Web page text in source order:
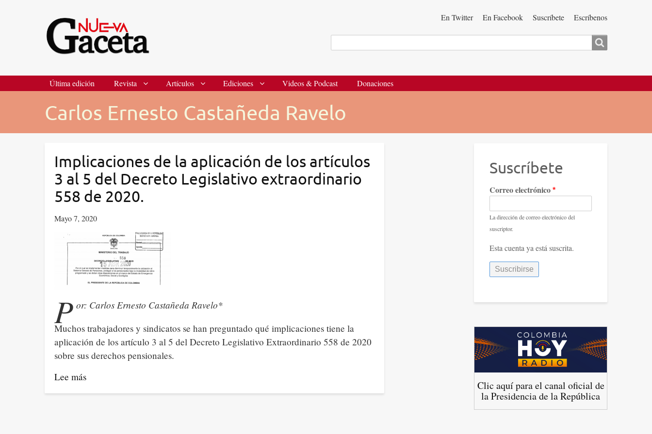
auxiliar
En Twitter En Facebook Suscríbete Escríbenos
Última edición Revista Artículos Ediciones Videos & Podcast Donaciones
Carlos Ernesto Castañeda Ravelo
Implicaciones de la aplicación de los artículos
3 al 5 del Decreto Legislativo extraordinario
558 de 2020.
Mayo 7, 2020
P or: Carlos Ernesto Castañeda Ravelo*
Muchos trabajadores y sindicatos se han preguntado qué implicaciones tiene la
aplicación de los artículo 3 al 5 del Decreto Legislativo Extraordinario 558 de 2020
sobre sus derechos pensionales.
Lee más
Implicaciones
Suscríbete
Correo electrónico
La dirección de correo electrónico del
suscriptor.
Esta cuenta ya está suscrita.
Clic aquí para el canal oficial de
la Presidencia de la República